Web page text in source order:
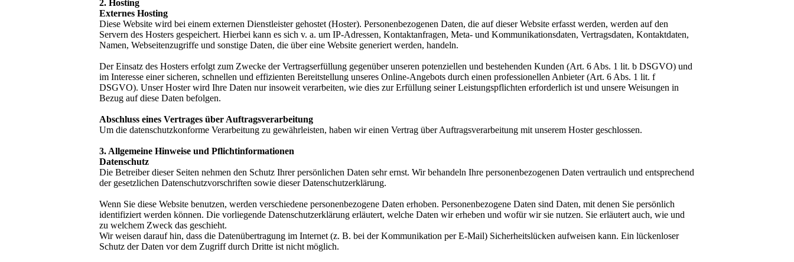
2. Hosting
Externes Hosting
Diese Website wird bei einem externen Dienstleister gehostet (Hoster). Personenbezogenen Daten, die auf dieser Website erfasst werden, werden auf den
Servern des Hosters gespeichert. Hierbei kann es sich v. a. um IP-Adressen, Kontaktanfragen, Meta- und Kommunikationsdaten, Vertragsdaten, Kontaktdaten,
Namen, Webseitenzugriffe und sonstige Daten, die über eine Website generiert werden, handeln.
Der Einsatz des Hosters erfolgt zum Zwecke der Vertragserfüllung gegenüber unseren potenziellen und bestehenden Kunden (Art. 6 Abs. 1 lit. b DSGVO) und
im Interesse einer sicheren, schnellen und effizienten Bereitstellung unseres Online-Angebots durch einen professionellen Anbieter (Art. 6 Abs. 1 lit. f
DSGVO). Unser Hoster wird Ihre Daten nur insoweit verarbeiten, wie dies zur Erfüllung seiner Leistungspflichten erforderlich ist und unsere Weisungen in
Bezug auf diese Daten befolgen.
Abschluss eines Vertrages über Auftragsverarbeitung
Um die datenschutzkonforme Verarbeitung zu gewährleisten, haben wir einen Vertrag über Auftragsverarbeitung mit unserem Hoster geschlossen.
3. Allgemeine Hinweise und Pflichtinformationen
Datenschutz
Die Betreiber dieser Seiten nehmen den Schutz Ihrer persönlichen Daten sehr ernst. Wir behandeln Ihre personenbezogenen Daten vertraulich und entsprechend
der gesetzlichen Datenschutzvorschriften sowie dieser Datenschutzerklärung.
Wenn Sie diese Website benutzen, werden verschiedene personenbezogene Daten erhoben. Personenbezogene Daten sind Daten, mit denen Sie persönlich
identifiziert werden können. Die vorliegende Datenschutzerklärung erläutert, welche Daten wir erheben und wofür wir sie nutzen. Sie erläutert auch, wie und
zu welchem Zweck das geschieht.
Wir weisen darauf hin, dass die Datenübertragung im Internet (z. B. bei der Kommunikation per E-Mail) Sicherheitslücken aufweisen kann. Ein lückenloser
Schutz der Daten vor dem Zugriff durch Dritte ist nicht möglich.